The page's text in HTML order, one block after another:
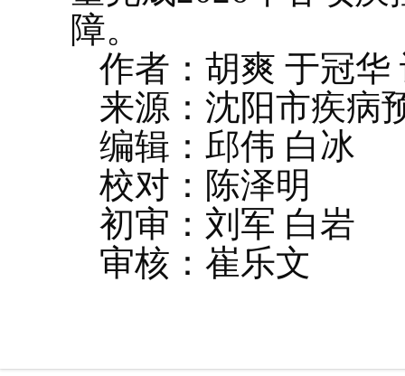
障。
作者：胡爽 于冠华
来源：沈阳市疾病
编辑：邱伟 白冰
校对：陈泽明
初审：刘军 白岩
审核：崔乐文